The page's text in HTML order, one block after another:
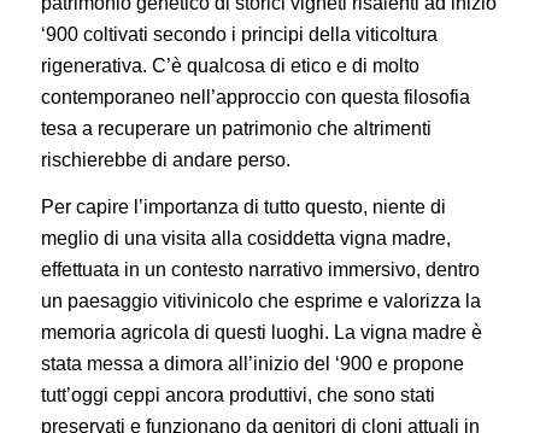
‘900 coltivati secondo i principi della viticoltura
rigenerativa. C’è qualcosa di etico e di molto
contemporaneo nell’approccio con questa filosofia
tesa a recuperare un patrimonio che altrimenti
rischierebbe di andare perso.
Per capire l’importanza di tutto questo, niente di
meglio di una visita alla cosiddetta vigna madre,
effettuata in un contesto narrativo immersivo, dentro
un paesaggio vitivinicolo che esprime e valorizza la
memoria agricola di questi luoghi. La vigna madre è
stata messa a dimora all’inizio del ‘900 e propone
tutt’oggi ceppi ancora produttivi, che sono stati
preservati e funzionano da genitori di cloni attuali in